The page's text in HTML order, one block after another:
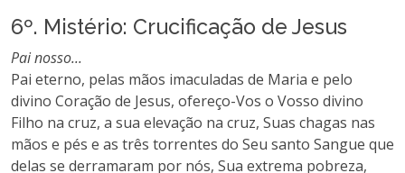
6º. Mistério: Crucificação de Jesus
Pai nosso...
Pai eterno, pelas mãos imaculadas de Maria e pelo
divino Coração de Jesus, ofereço-Vos o Vosso divino
Filho na cruz, a sua elevação na cruz, Suas chagas nas
mãos e pés e as três torrentes do Seu santo Sangue que
delas se derramaram por nós, Sua extrema pobreza,